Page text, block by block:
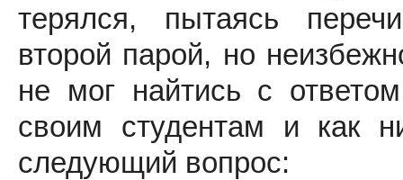
терялся, пытаясь
второй парой, но
не мог найтись с
своим студентам и как
следующий вопрос: